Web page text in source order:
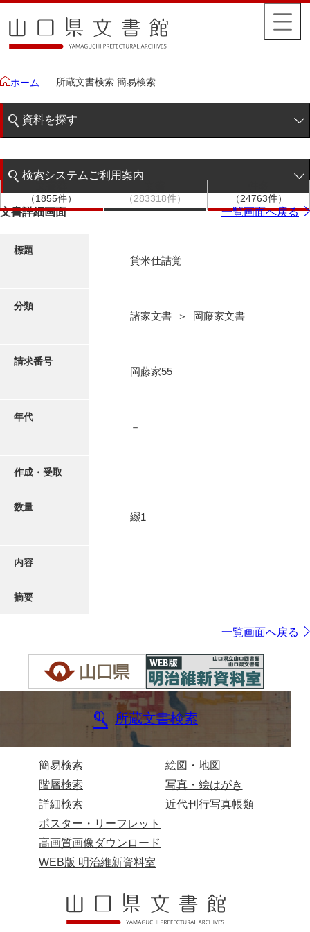
ホーム 所蔵文書検索 簡易検索
資料を探す
階層検索
写真・絵はがき
近代刊行写真帳類
検索システムご利用案内
検索システムの利用について
（1855件）
（283318件）
（24763件）
文書詳細画面 一覧画面へ戻る
標題
貸米仕詰覚
分類
諸家文書 ＞ 岡藤家文書
請求番号
岡藤家55
年代
－
作成・受取
数量
綴1
内容
摘要
一覧画面へ戻る
所蔵文書検索
簡易検索
階層検索
詳細検索
絵図・地図
写真・絵はがき
近代刊行写真帳類
ポスター・リーフレット
高画質画像ダウンロード
WEB版 明治維新資料室